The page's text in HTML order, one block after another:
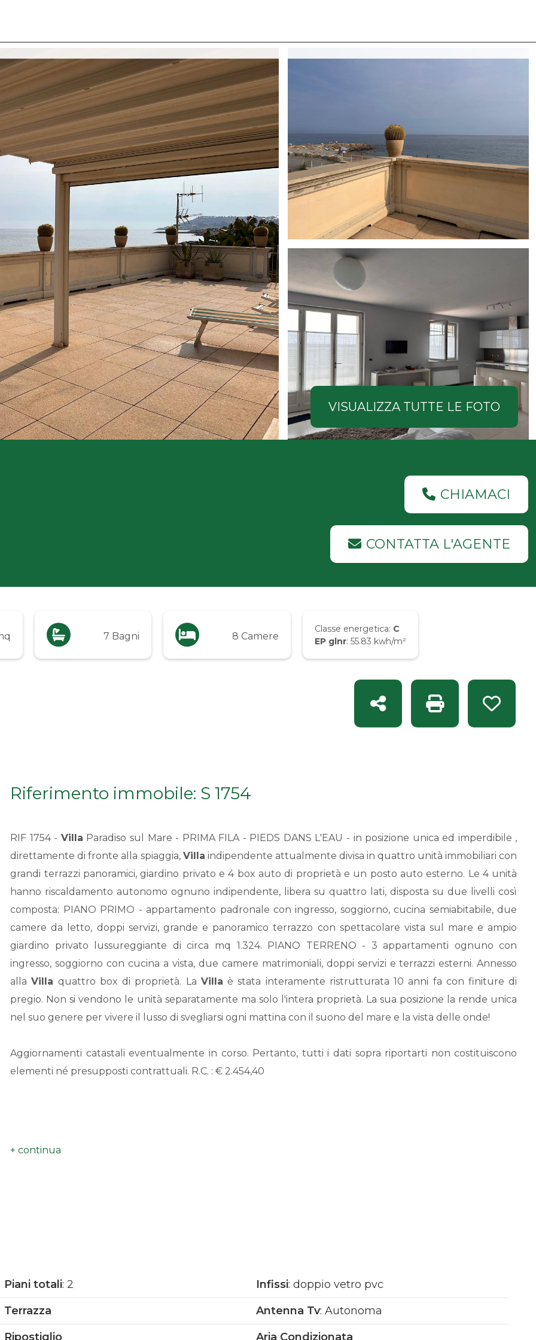
VISUALIZZA TUTTE LE FOTO
CHIAMACI
CONTATTA L'AGENTE
7 Bagni 8 Camere
Classe energetica: C
EP glnr: 55.83 kwh/m²
Stampa: Rif. S 1754
Condividi
Riferimento immobile: S 1754
RIF 1754 - Villa Paradiso sul Mare - PRIMA FILA - PIEDS DANS L'EAU - in posizione unica ed imperdibile ,
direttamente di fronte alla spiaggia, Villa indipendente attualmente divisa in quattro unità immobiliari con
grandi terrazzi panoramici, giardino privato e 4 box auto di proprietà e un posto auto esterno. Le 4 unità
hanno riscaldamento autonomo ognuno indipendente, libera su quattro lati, disposta su due livelli così
composta: PIANO PRIMO - appartamento padronale con ingresso, soggiorno, cucina semiabitabile, due
camere da letto, doppi servizi, grande e panoramico terrazzo con spettacolare vista sul mare e ampio
giardino privato lussureggiante di circa mq 1.324. PIANO TERRENO - 3 appartamenti ognuno con
ingresso, soggiorno con cucina a vista, due camere matrimoniali, doppi servizi e terrazzi esterni. Annesso
allaVilla quattro box di proprietà. La Villa è stata interamente ristrutturata 10 anni fa con finiture di
pregio. Non si vendono le unità separatamente ma solo l'intera proprietà. La sua posizione la rende unica
nel suo genere per vivere il lusso di svegliarsi ogni mattina con il suono del mare e la vista delle onde!
Aggiornamenti catastali eventualmente in corso. Pertanto, tutti i dati sopra riportarti non costituiscono
elementi né presupposti contrattuali. R.C. : € 2.454,40
Piani totali: 2 Infissi: doppio vetro pvc
Terrazza Antenna Tv: Autonoma
Ripostiglio
Aria Condizionata